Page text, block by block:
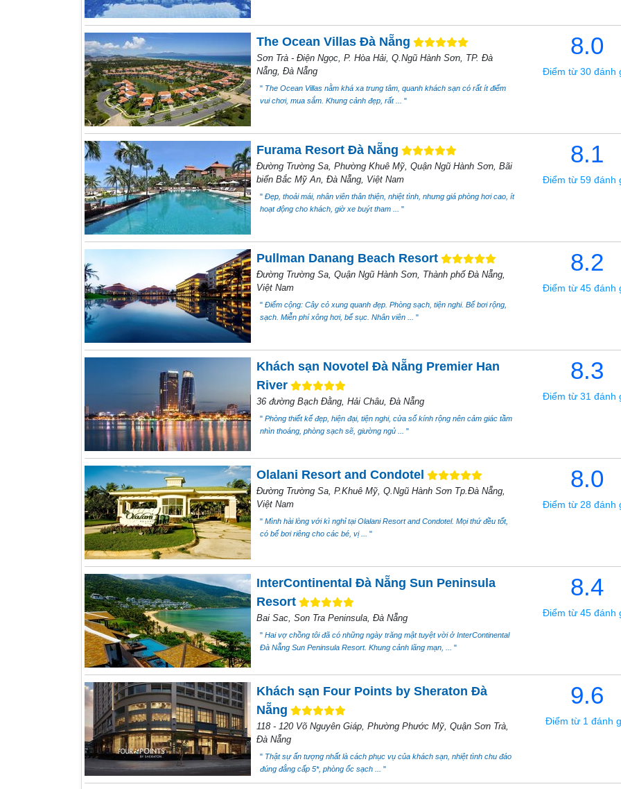
The Ocean Villas Đà Nẵng
Sơn Trà - Điện Ngọc, P. Hòa Hải, Q.Ngũ Hành Sơn, TP. Đà
Nẵng, Đà Nẵng
" The Ocean Villas nằm khá xa trung tâm, quanh khách sạn có rất ít điểm
vui chơi, mua sắm. Khung cảnh đẹp, rất ... "
8.0
Điểm từ 30 đánh
Furama Resort Đà Nẵng
Đường Trường Sa, Phường Khuê Mỹ, Quận Ngũ Hành Sơn, Bãi
biển Bắc Mỹ An, Đà Nẵng, Việt Nam
" Đẹp, thoải mái, nhân viên thân thiện, nhiệt tình, nhưng giá phòng hơi cao, ít
hoạt động cho khách, giờ xe buýt tham ... "
8.1
Điểm từ 59 đánh
Pullman Danang Beach Resort
Đường Trường Sa, Quận Ngũ Hành Sơn, Thành phố Đà Nẵng,
Việt Nam
" Điểm cộng: Cây cỏ xung quanh đẹp. Phòng sạch, tiện nghi. Bể bơi rộng,
sạch. Miễn phí xông hơi, bể sục. Nhân viên ... "
8.2
Điểm từ 45 đánh
Khách sạn Novotel Đà Nẵng Premier Han
River
36 đường Bạch Đằng, Hải Châu, Đà Nẵng
" Phòng thiết kế đẹp, hiện đại, tiện nghi, cửa sổ kính rộng nên cảm giác tầm
nhìn thoáng, phòng sạch sẽ, giường ngủ ... "
8.3
Điểm từ 31 đánh
Olalani Resort and Condotel
Đường Trường Sa, P.Khuê Mỹ, Q.Ngũ Hành Sơn Tp.Đà Nẵng,
Việt Nam
" Mình hài lòng với kì nghỉ tại Olalani Resort and Condotel. Mọi thứ đều tốt,
có bể bơi riêng cho các bé, vị ... "
8.0
Điểm từ 28 đánh
InterContinental Đà Nẵng Sun Peninsula
Resort
Bai Sac, Son Tra Peninsula, Đà Nẵng
" Hai vợ chồng tôi đã có những ngày trăng mật tuyệt vời ở InterContinental
Đà Nẵng Sun Peninsula Resort. Khung cảnh lãng mạn, ... "
8.4
Điểm từ 45 đánh
Khách sạn Four Points by Sheraton Đà
Nẵng
118 - 120 Võ Nguyên Giáp, Phường Phước Mỹ, Quận Sơn Trà,
Đà Nẵng
" Thật sự ấn tượng nhất là cách phục vụ của khách sạn, nhiệt tình chu đáo
đúng đẳng cấp 5*, phòng ốc sạch ... "
9.6
Điểm từ 1 đánh